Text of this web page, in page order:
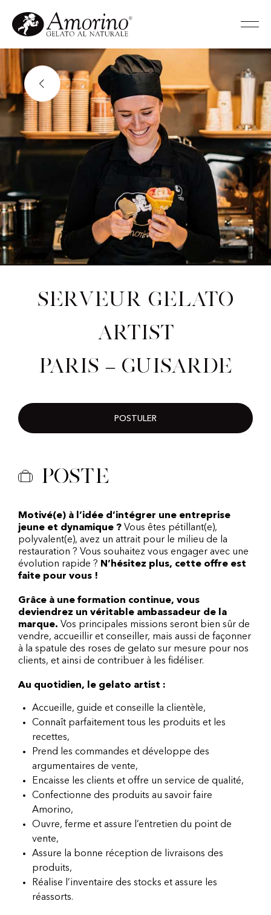
Serveur Gelato
Artist
Paris – Guisarde
POSTULER
Poste
Motivé(e) à l’idée d’intégrer une entreprise
jeune et dynamique ? Vous êtes pétillant(e),
polyvalent(e), avez un attrait pour le milieu de la
restauration ? Vous souhaitez vous engager avec une
évolution rapide ? N’hésitez plus, cette offre est
faite pour vous !
Grâce à une formation continue, vous
deviendrez un véritable ambassadeur de la
marque. Vos principales missions seront bien sûr de
vendre, accueillir et conseiller, mais aussi de façonner
à la spatule des roses de gelato sur mesure pour nos
clients, et ainsi de contribuer à les fidéliser.
Au quotidien, le gelato artist :
Accueille, guide et conseille la clientèle,
Connaît parfaitement tous les produits et les
recettes,
Prend les commandes et développe des
argumentaires de vente,
Encaisse les clients et offre un service de qualité,
Confectionne des produits au savoir faire
Amorino,
Ouvre, ferme et assure l’entretien du point de
vente,
Assure la bonne réception de livraisons des
produits,
Réalise l’inventaire des stocks et assure les
réassorts.